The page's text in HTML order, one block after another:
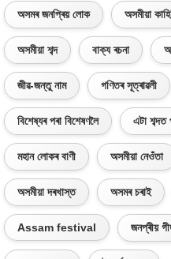
অসমৰ জনপ্ৰিয় লোক অসমীয়া
অসমীয়া শব্দ বাক্য ৰচনা
জীৱ-জন্তু নাম গণিতৰ সূত্ৰাৱলী
বিশেষ্যৰ পৰা বিশেষণলৈ এটা শব্দত
মহান লোকৰ বাণী অসমীয়া নেওঁতা
অসমীয়া দৰখাস্ত অসমৰ চৰাই
Assam festival জনপ্ৰীয়